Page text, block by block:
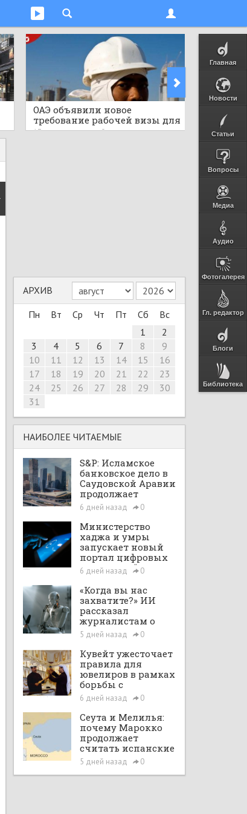
Главная
Новости
Статьи
Вопросы
Медиа
Аудио
Фотогалерея
Гл. редактор
Блоги
Библиотека
ОАЭ объявили новое
требование рабочей визы для
африканской страны,
13 часов назад 0
тигр
дикую
13 часов
АРХИВ
Пн
Вт Ср Чт Пт Сб
Вс
1
2
3
4 5 6 7 8
9
10
11 12 13 14 15
16
17
18 19 20 21 22
23
24
25 26 27 28 29
30
31
НАИБОЛЕЕ ЧИТАЕМЫЕ
S&P: Исламское
банковское дело в
Саудовской Аравии
продолжает
расширяться при
поддержке Vision
2030 и рыночных
реформ
6 дней назад 0
Министерство
хаджа и умры
запускает новый
портал цифровых
интеграций
6 дней назад 0
«Когда вы нас
захватите?» ИИ
рассказал
журналистам о
планах по
покорению мира в
большом интервью
с ChatGPT
5 дней назад 0
Кувейт ужесточает
правила для
ювелиров в рамках
борьбы с
отмыванием денег
6 дней назад 0
Сеута и Мелилья:
почему Марокко
продолжает
считать испанские
анклавы своими
территориями
5 дней назад 0